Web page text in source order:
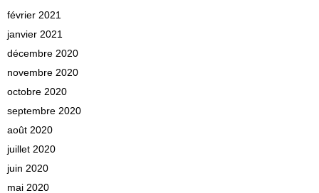
février 2021
janvier 2021
décembre 2020
novembre 2020
octobre 2020
septembre 2020
août 2020
juillet 2020
juin 2020
mai 2020